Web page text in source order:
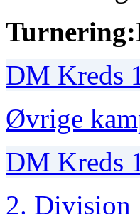
Turnering:
DM Kreds
Øvrige
DM Kreds
2. Division